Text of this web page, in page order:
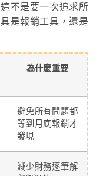
不是要一次追求所
是報銷工具，還是
為什麼重要
避免所有問題都
等到月底報銷才
發現
減少財務逐筆解